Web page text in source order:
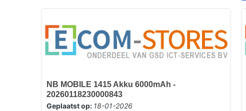
NB MOBILE 1415 Akku 6000mAh -
20260118230000843
Geplaatst op: 18-01-2026